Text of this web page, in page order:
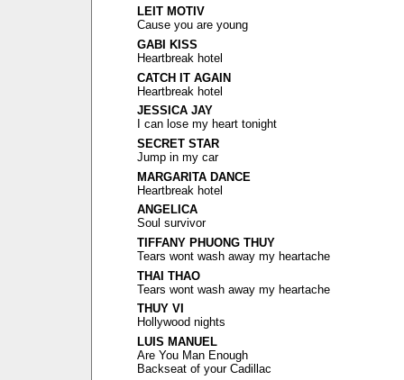
LEIT MOTIV
Cause you are young
GABI KISS
Heartbreak hotel
CATCH IT AGAIN
Heartbreak hotel
JESSICA JAY
I can lose my heart tonight
SECRET STAR
Jump in my car
MARGARITA DANCE
Heartbreak hotel
ANGELICA
Soul survivor
TIFFANY PHUONG THUY
Tears wont wash away my heartache
THAI THAO
Tears wont wash away my heartache
THUY VI
Hollywood nights
LUIS MANUEL
Are You Man Enough
Backseat of your Cadillac